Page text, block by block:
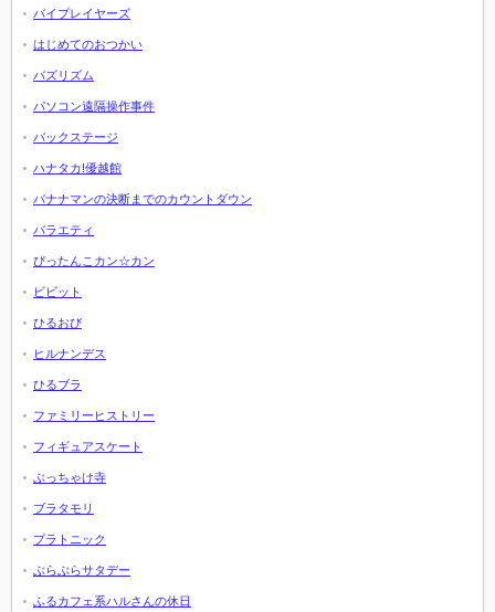
バイプレイヤーズ
はじめてのおつかい
バズリズム
パソコン遠隔操作事件
バックステージ
ハナタカ!優越館
バナナマンの決断までのカウントダウン
バラエティ
ぴったんこカン☆カン
ビビット
ひるおび
ヒルナンデス
ひるブラ
ファミリーヒストリー
フィギュアスケート
ぶっちゃけ寺
ブラタモリ
プラトニック
ぶらぶらサタデー
ふるカフェ系ハルさんの休日